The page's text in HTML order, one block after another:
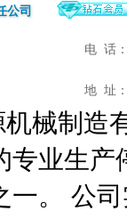
公司
电 话
地 址
械制造
专业生
一。 公